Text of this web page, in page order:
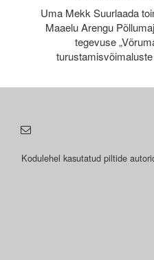
Uma Mekk Suurlaada
Maaelu Arengu
tegevuse
Kodulehel kasutatud piltide